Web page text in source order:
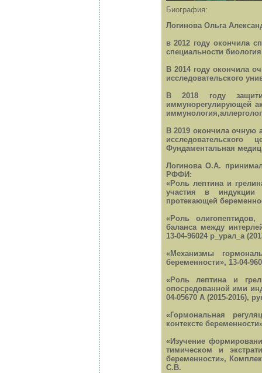
Биография:
Логинова Ольга
в 2012 году окончила
специальности
В 2014 году окончила
исследовательского
В 2018 году
иммунорегулирующей
В 2019 окончила очную
Фундаментальная
Логинова О.А.
РФФИ:
«Роль лептина и
участия в индукции
протекающей
«Роль олигопептидов,
баланса между
13-04-96024 р_урал_а
«Механизмы
беременности», 13-04-
«Роль лептина и
опосредованной ими
04-05670 А (2015-2016),
«Гормональная
контексте
«Изучение
тимическом и
беременности»,
С.В.